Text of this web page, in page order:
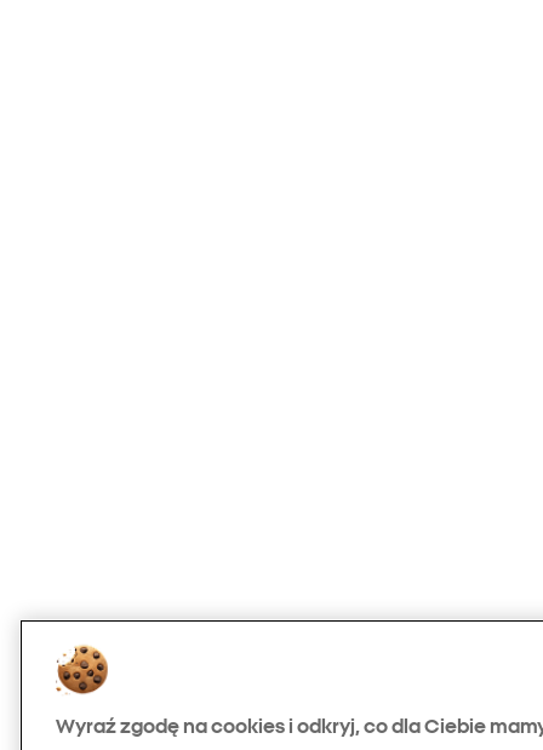
Wyraź zgodę na cookies i odkryj, co dla Ciebie